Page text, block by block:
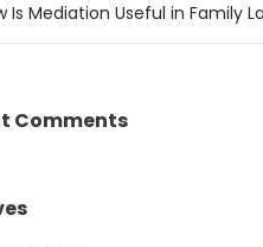
Is Mediation Useful in Family
Comments